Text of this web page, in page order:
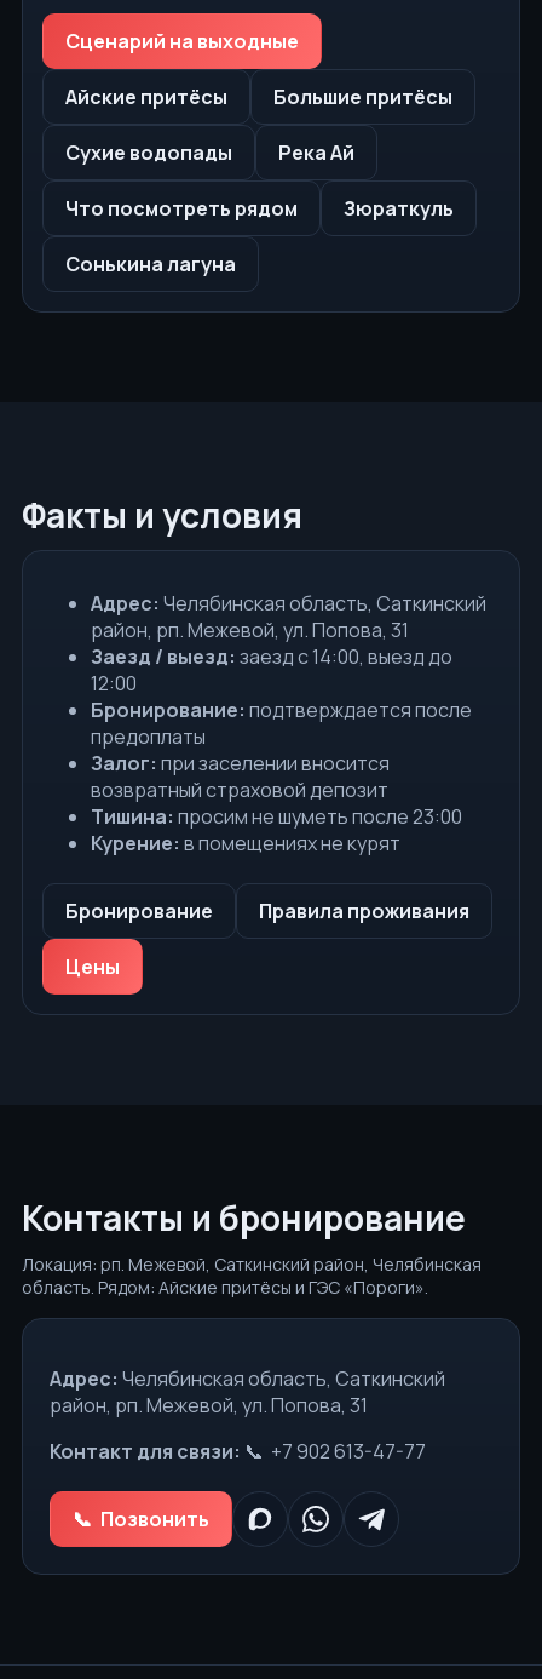
Сценарий на выходные
Айские притёсы Большие притёсы
Сухие водопады Река Ай
Что посмотреть рядом Зюраткуль
Сонькина лагуна
Факты и условия
Адрес: Челябинская область, Саткинский
район, рп. Межевой, ул. Попова, 31
Заезд / выезд: заезд с 14:00, выезд до
12:00
Бронирование: подтверждается после
предоплаты
Залог: при заселении вносится
возвратный страховой депозит
Тишина: просим не шуметь после 23:00
Курение: в помещениях не курят
Бронирование Правила проживания
Цены
Контакты и бронирование
Локация: рп. Межевой, Саткинский район, Челябинская
область. Рядом: Айские притёсы и ГЭС «Пороги».
Адрес: Челябинская область, Саткинский
район, рп. Межевой, ул. Попова, 31
Контакт для связи:
+7 902 613-47-77
Позвонить